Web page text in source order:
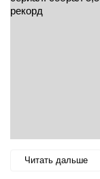
Читать дальше